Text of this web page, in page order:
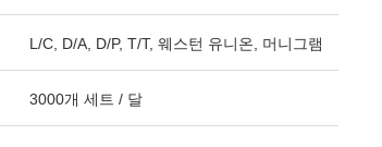
L/C, D/A, D/P, T/T, 웨스턴 유니온, 머니그램
3000개 세트 / 달